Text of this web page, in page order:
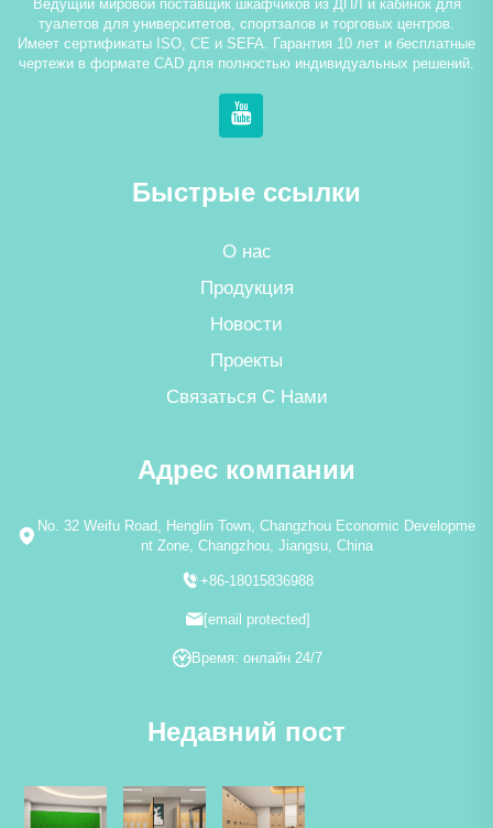
Ведущий мировой поставщик шкафчиков из ДПЛ и кабинок для
туалетов для университетов, спортзалов и торговых центров.
Имеет сертификаты ISO, CE и SEFA. Гарантия 10 лет и бесплатные
чертежи в формате CAD для полностью индивидуальных решений.
Быстрые ссылки
О нас
Продукция
Новости
Проекты
Связаться С Нами
Адрес компании
No. 32 Weifu Road, Henglin Town, Changzhou Economic Developme
nt Zone, Changzhou, Jiangsu, China
+86-18015836988
[email protected]
Время: онлайн 24/7
Недавний пост